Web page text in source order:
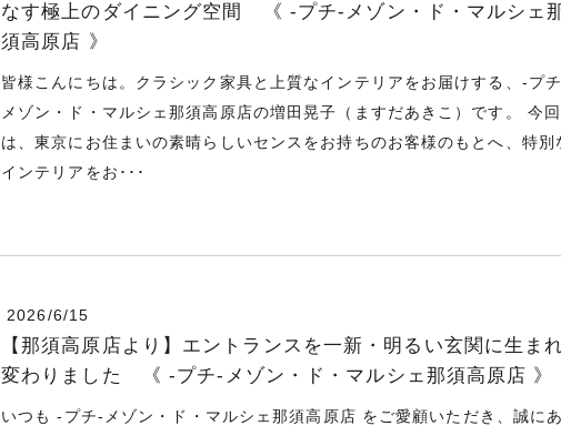
なす極上のダイニング空間 《 -プチ-メゾン・ド・マルシェ
須高原店 》
皆様こんにちは。クラシック家具と上質なインテリアをお届けする、-プ
メゾン・ド・マルシェ那須高原店の増田晃子（ますだあきこ）です。 今回
は、東京にお住まいの素晴らしいセンスをお持ちのお客様のもとへ、特別
インテリアをお･･･
2026/6/15
【那須高原店より】エントランスを一新・明るい玄関に生ま
変わりました 《 -プチ-メゾン・ド・マルシェ那須高原店 》
いつも -プチ-メゾン・ド・マルシェ那須高原店 をご愛顧いただき、誠に